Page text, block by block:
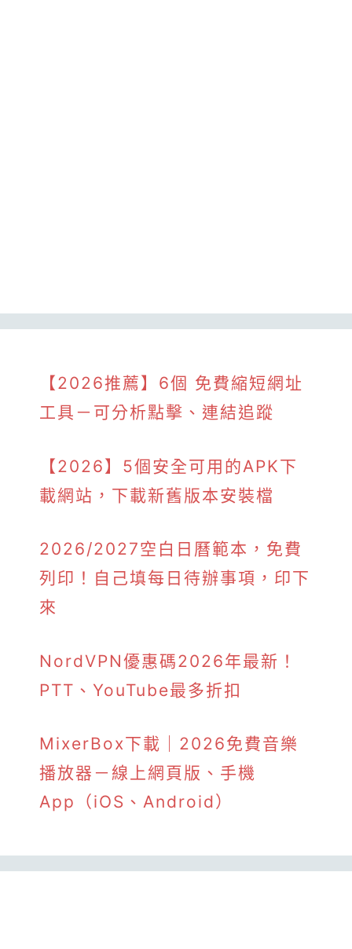
【2026推薦】6個 免費縮短網址
工具－可分析點擊、連結追蹤
【2026】5個安全可用的APK下
載網站，下載新舊版本安裝檔
2026/2027空白日曆範本，免費
列印！自己填每日待辦事項，印下
來
NordVPN優惠碼2026年最新！
PTT、YouTube最多折扣
MixerBox下載｜2026免費音樂
播放器－線上網頁版、手機
App（iOS、Android）